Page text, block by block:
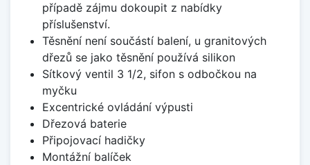
případě zájmu dokoupit z nabídky
příslušenství.
Těsnění není součástí balení, u granitových
dřezů se jako těsnění používá silikon
Sítkový ventil 3 1/2, sifon s odbočkou na
myčku
Excentrické ovládání výpusti
Dřezová baterie
Připojovací hadičky
Montážní balíček